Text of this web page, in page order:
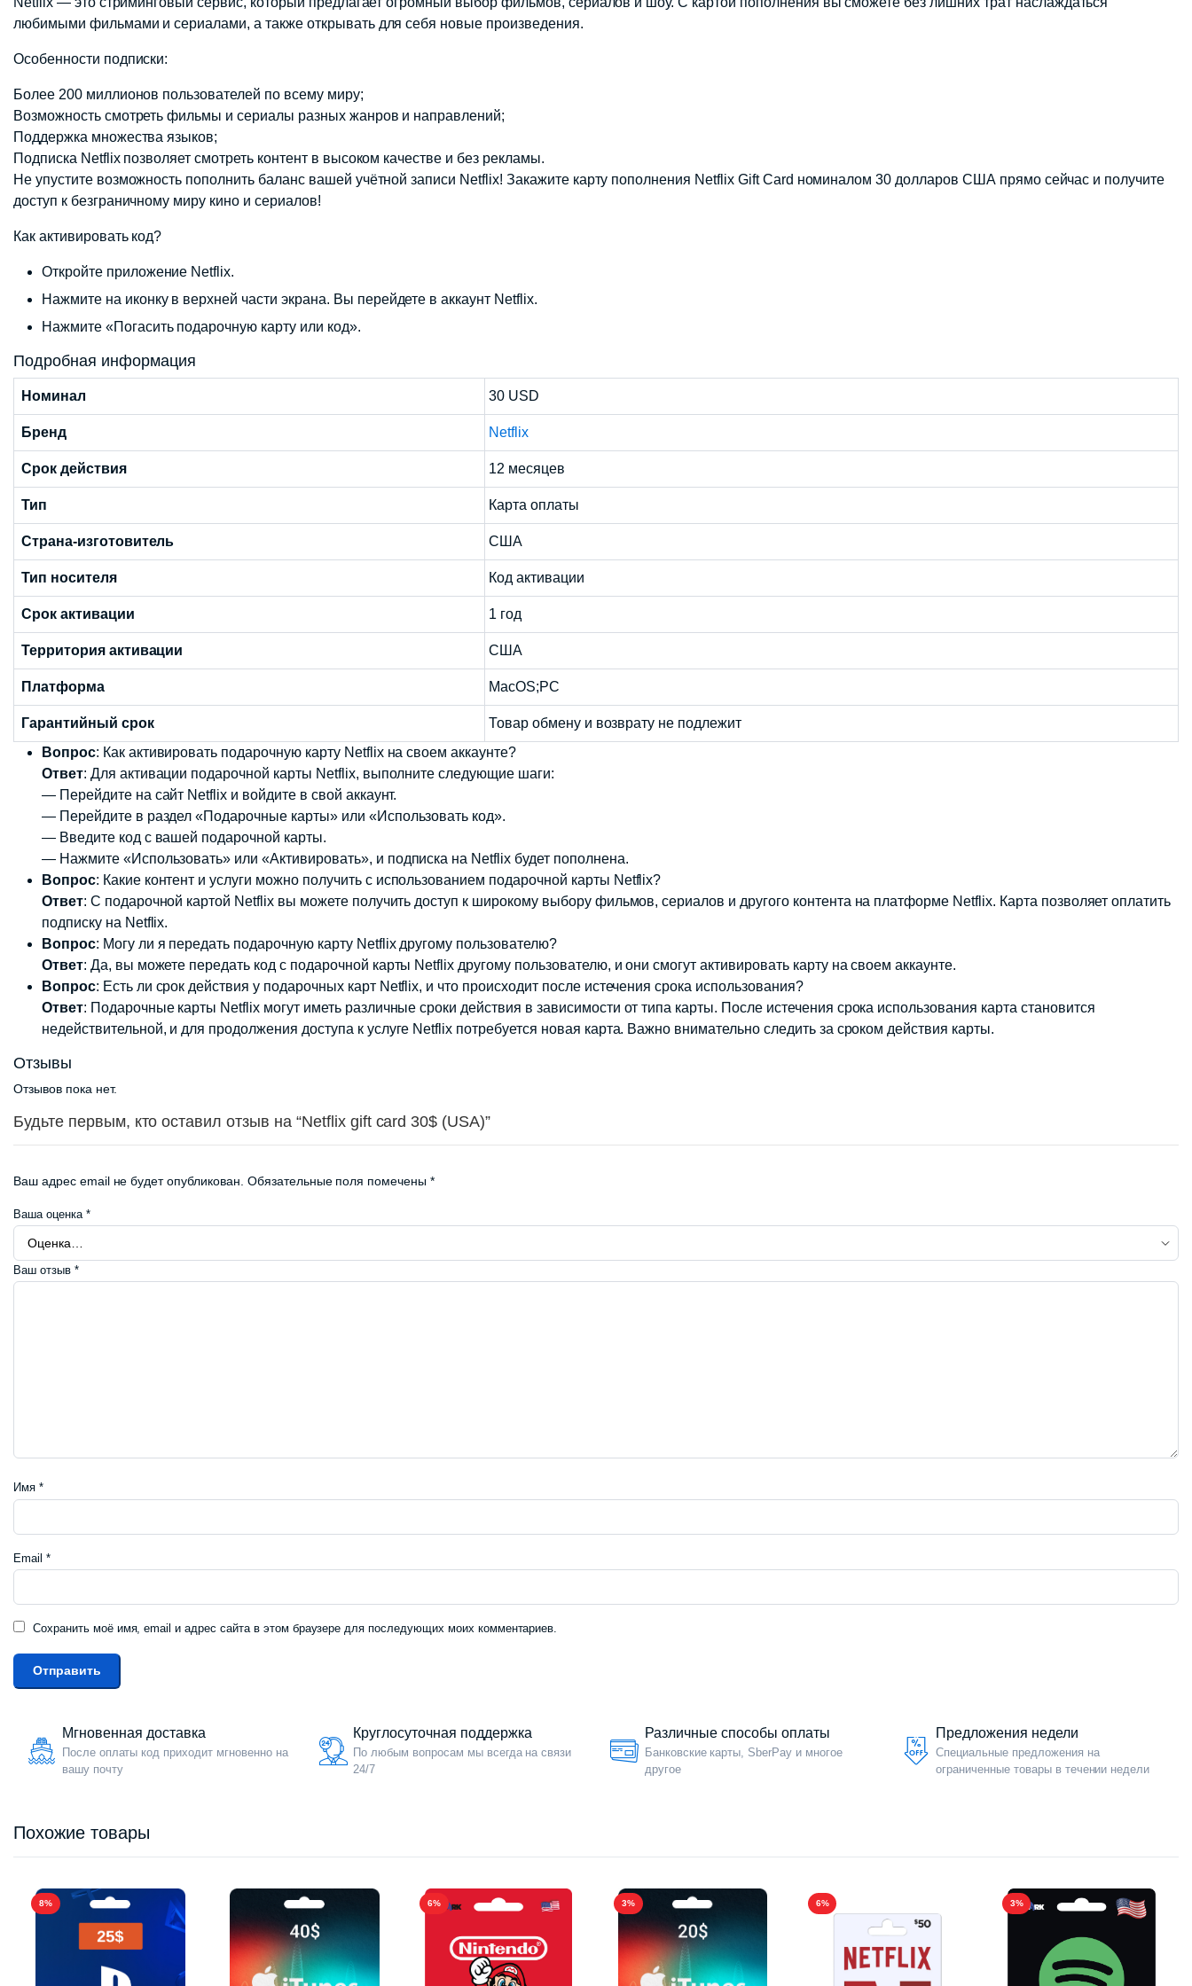
любимыми фильмами и сериалами, а также открывать для себя новые произведения.
Особенности подписки:
Более 200 миллионов пользователей по всему миру;
Возможность смотреть фильмы и сериалы разных жанров и направлений;
Поддержка множества языков;
Подписка Netflix позволяет смотреть контент в высоком качестве и без рекламы.
Не упустите возможность пополнить баланс вашей учётной записи Netflix! Закажите карту пополнения Netflix Gift Card номиналом 30 долларов США прямо сейчас и получите
доступ к безграничному миру кино и сериалов!
Как активировать код?
Откройте приложение Netflix.
Нажмите на иконку в верхней части экрана. Вы перейдете в аккаунт Netflix.
Нажмите «Погасить подарочную карту или код».
Подробная информация
Номинал 30 USD
Бренд Netflix
Срок действия 12 месяцев
Тип Карта оплаты
Страна-изготовитель США
Тип носителя Код активации
Срок активации 1 год
Территория активации США
Платформа MacOS;PC
Гарантийный срок
Товар обмену и возврату не подлежит
Вопрос: Как активировать подарочную карту Netflix на своем аккаунте?
Ответ: Для активации подарочной карты Netflix, выполните следующие шаги:
— Перейдите на сайт Netflix и войдите в свой аккаунт.
— Перейдите в раздел «Подарочные карты» или «Использовать код».
— Введите код с вашей подарочной карты.
— Нажмите «Использовать» или «Активировать», и подписка на Netflix будет пополнена.
Вопрос: Какие контент и услуги можно получить с использованием подарочной карты Netflix?
Ответ: С подарочной картой Netflix вы можете получить доступ к широкому выбору фильмов, сериалов и другого контента на платформе Netflix. Карта позволяет оплатить
подписку на Netflix.
Вопрос: Могу ли я передать подарочную карту Netflix другому пользователю?
Ответ: Да, вы можете передать код с подарочной карты Netflix другому пользователю, и они смогут активировать карту на своем аккаунте.
Вопрос: Есть ли срок действия у подарочных карт Netflix, и что происходит после истечения срока использования?
Ответ: Подарочные карты Netflix могут иметь различные сроки действия в зависимости от типа карты. После истечения срока использования карта становится
недействительной, и для продолжения доступа к услуге Netflix потребуется новая карта. Важно внимательно следить за сроком действия карты.
Отзывы
Отзывов пока нет.
Будьте первым, кто оставил отзыв на “Netflix gift card 30$ (USA)”
Ваш адрес email не будет опубликован. Обязательные поля помечены*
Ваша оценка *
Ваш отзыв *
Имя *
Email *
Сохранить моё имя, email и адрес сайта в этом браузере для последующих моих комментариев.
Мгновенная доставка
После оплаты код приходит мгновенно на
вашу почту
Круглосуточная поддержка
По любым вопросам мы всегда на связи
24/7
Различные способы оплаты
Банковские карты, SberPay и многое
другое
Предложения недели
Специальные предложения на
ограниченные товары в течении недели
Похожие товары
8% 6% 3% 6% 3%